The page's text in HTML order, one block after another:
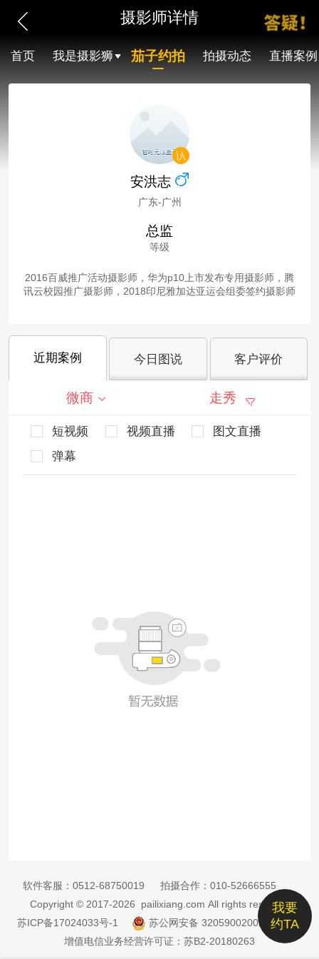
摄影师详情
首页 我是摄影狮 茄子约拍 拍摄动态 直播案例
安洪志
广东-广州
总监
等级
2016百威推广活动摄影师，华为p10上市发布专用摄影师，腾
讯云校园推广摄影师，2018印尼雅加达亚运会组委签约摄影师
近期案例 今日图说 客户评价
微商 走秀
短视频 视频直播
图文直播
弹幕
我要
约TA
软件客服： 0512-68750019 拍摄合作： 010-52666555
Copyright © 2017-2026 pailixiang.com All rights reserved
苏ICP备17024033号-1
苏公网安备 32059002002885号
增值电信业务经营许可证：苏B2-20180263